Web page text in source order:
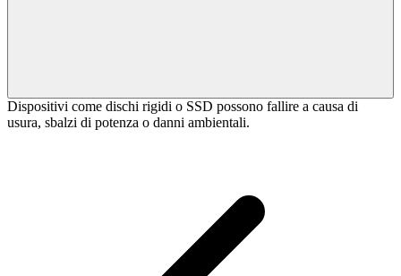
Dispositivi come dischi rigidi o SSD possono fallire a causa di
usura, sbalzi di potenza o danni ambientali.